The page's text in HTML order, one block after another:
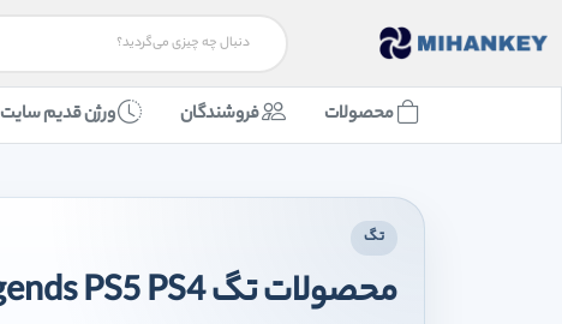
محصولات فروشندگان ورژن قدیم سایت
تگ
محصولات تگ Rayman Legends PS5 PS4